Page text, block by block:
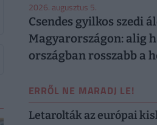
2026. augusztus 5.
Csendes gyilkos szedi
Magyarországon: alig
országban rosszabb a
ERRŐL NE MARADJ LE!
Letarolták az európai